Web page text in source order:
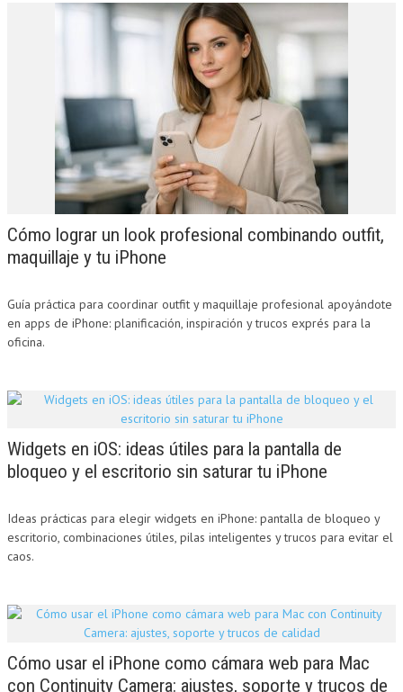
Cómo lograr un look profesional combinando outfit,
maquillaje y tu iPhone
Guía práctica para coordinar outfit y maquillaje profesional apoyándote
en apps de iPhone: planificación, inspiración y trucos exprés para la
oficina.
Widgets en iOS: ideas útiles para la pantalla de
bloqueo y el escritorio sin saturar tu iPhone
Ideas prácticas para elegir widgets en iPhone: pantalla de bloqueo y
escritorio, combinaciones útiles, pilas inteligentes y trucos para evitar el
caos.
Cómo usar el iPhone como cámara web para Mac
con Continuity Camera: ajustes, soporte y trucos de